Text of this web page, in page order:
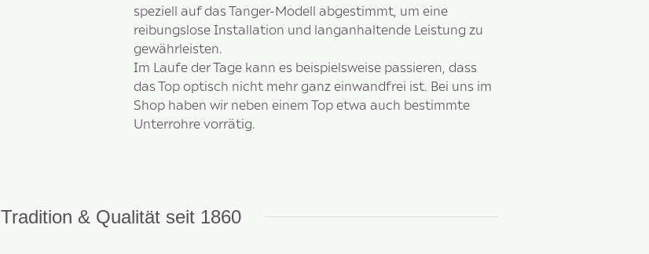
speziell auf das Tanger-Modell abgestimmt, um eine
reibungslose Installation und langanhaltende Leistung zu
gewährleisten.
Im Laufe der Tage kann es beispielsweise passieren, dass
das Top optisch nicht mehr ganz einwandfrei ist. Bei uns im
Shop haben wir neben einem Top etwa auch bestimmte
Unterrohre vorrätig.
Tradition & Qualität seit 1860